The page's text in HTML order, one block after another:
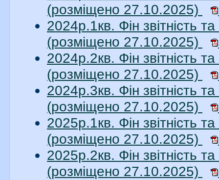
(розміщено 27.10.2025)
2024р.1кв. Фін звітність
(розміщено 27.10.2025)
2024р.2кв. Фін звітність
(розміщено 27.10.2025)
2024р.3кв. Фін звітність
(розміщено 27.10.2025)
2025р.1кв. Фін звітність
(розміщено 27.10.2025)
2025р.2кв. Фін звітність
(розміщено 27.10.2025)